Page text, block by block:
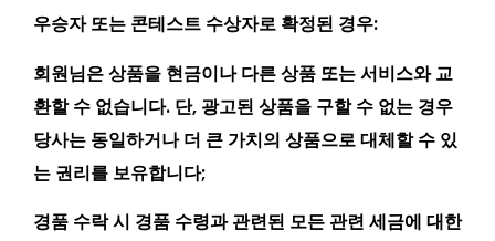
우승자 또는 콘테스트 수상자로 확정된 경우:
회원님은 상품을 현금이나 다른 상품 또는 서비스와 교
환할 수 없습니다. 단, 광고된 상품을 구할 수 없는 경우
당사는 동일하거나 더 큰 가치의 상품으로 대체할 수 있
는 권리를 보유합니다;
경품 수락 시 경품 수령과 관련된 모든 관련 세금에 대한